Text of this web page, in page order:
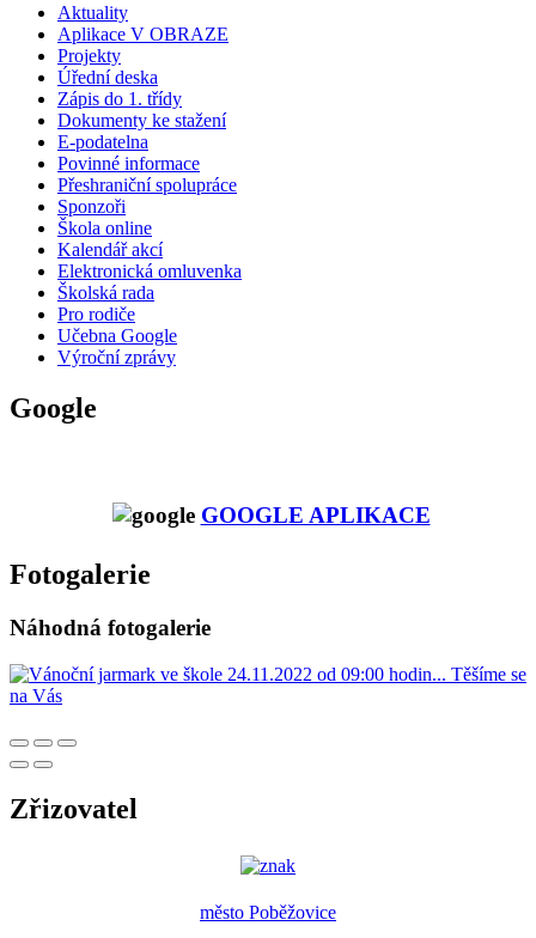
Aktuality
Aplikace V OBRAZE
Projekty
Úřední deska
Zápis do 1. třídy
Dokumenty ke stažení
E-podatelna
Povinné informace
Přeshraniční spolupráce
Sponzoři
Škola online
Kalendář akcí
Elektronická omluvenka
Školská rada
Pro rodiče
Učebna Google
Výroční zprávy
Google
GOOGLE APLIKACE
Fotogalerie
Náhodná fotogalerie
Zřizovatel
město Poběžovice